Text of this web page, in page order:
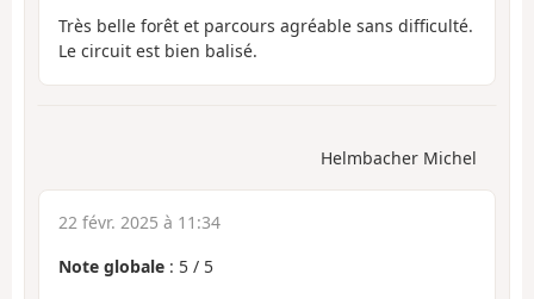
Très belle forêt et parcours agréable sans difficulté.
Le circuit est bien balisé.
Helmbacher Michel
22 févr. 2025 à 11:34
Note globale : 5 / 5